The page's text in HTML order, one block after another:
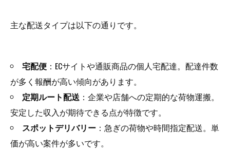
主な配送タイプは以下の通りです。
宅配便：ECサイトや通販商品の個人宅配達。配達件数
が多く報酬が高い傾向があります。
定期ルート配送：企業や店舗への定期的な荷物運搬。
安定した収入が期待できる点が特徴です。
スポットデリバリー：急ぎの荷物や時間指定配送。単
価が高い案件が多いです。